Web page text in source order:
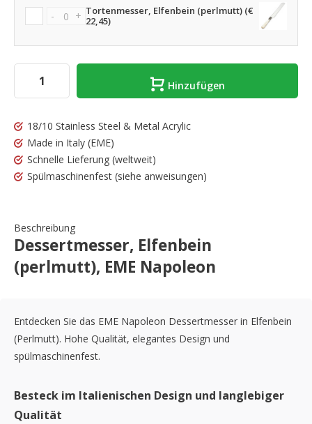
- + Tortenmesser, Elfenbein (perlmutt) (€
22,45)
Hinzufügen
18/10 Stainless Steel & Metal Acrylic
Made in Italy (EME)
Schnelle Lieferung (weltweit)
Spülmaschinenfest (siehe anweisungen)
Beschreibung
Dessertmesser, Elfenbein
(perlmutt), EME Napoleon
Entdecken Sie das EME Napoleon Dessertmesser in Elfenbein
(Perlmutt). Hohe Qualität, elegantes Design und
spülmaschinenfest.
Besteck im Italienischen Design und langlebiger
Qualität